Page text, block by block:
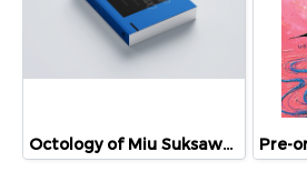
Octology of Miu Suksawat / ภู่มณี ศิริพรไพบูลย์ / สำนักพิมพ์ตำหนัก